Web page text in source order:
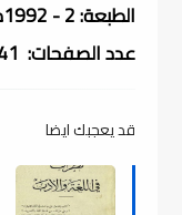
الطبعة: 2 - 1992م
عدد الصفحات: 241
قد يعجبك ايضا